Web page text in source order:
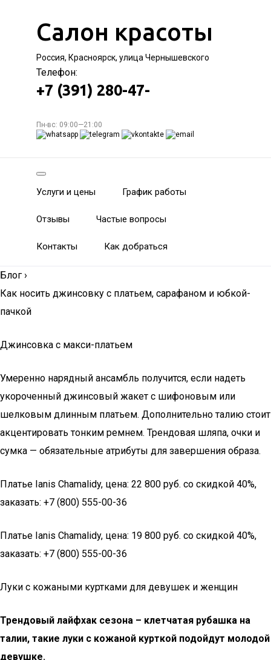
Салон красоты
Россия, Красноярск, улица Чернышевского
Телефон:
+7 (391) 280-47-
Пн-вс: 09:00—21:00
Услуги и цены График работы
Отзывы Частые вопросы
Контакты Как добраться
Блог ›
Как носить джинсовку с платьем, сарафаном и юбкой-
пачкой
Джинсовка с макси-платьем
Умеренно нарядный ансамбль получится, если надеть
укороченный джинсовый жакет с шифоновым или
шелковым длинным платьем. Дополнительно талию стоит
акцентировать тонким ремнем. Трендовая шляпа, очки и
сумка — обязательные атрибуты для завершения образа.
Платье Ianis Chamalidy​, цена: 22 800 руб. со скидкой 40%,
заказать: +7 (800) 555-00-36
Платье Ianis Chamalidy​, цена: 19 800 руб. со скидкой 40%,
заказать: +7 (800) 555-00-36
Луки с кожаными куртками для девушек и женщин
Трендовый лайфхак сезона – клетчатая рубашка на
талии, такие луки с кожаной курткой подойдут молодой
девушке.